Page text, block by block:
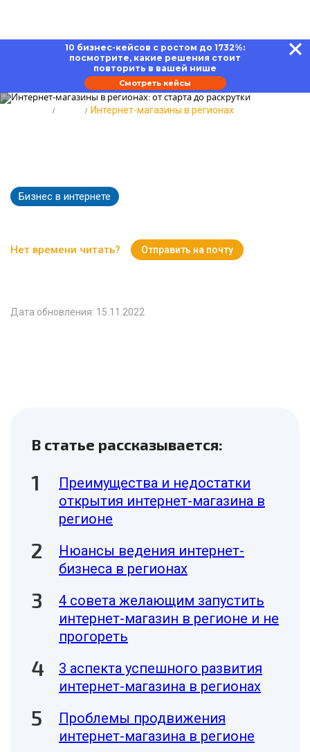
10 бизнес-кейсов с ростом до 1732%:
посмотрите, какие решения стоит
повторить в вашей нише
Смотреть кейсы
Интернет-магазины в регионах
Бизнес в интернете
Нет времени читать? Отправить на почту
Дата обновления: 15.11.2022
В статье рассказывается:
Преимущества и недостатки
открытия интернет-магазина в
регионе
Нюансы ведения интернет-
бизнеса в регионах
4 совета желающим запустить
интернет-магазин в регионе и не
прогореть
3 аспекта успешного развития
интернет-магазина в регионах
Проблемы продвижения
интернет-магазина в регионе